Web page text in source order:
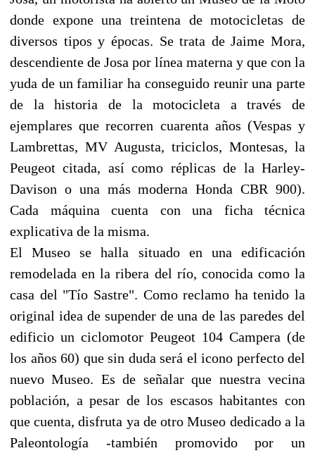
donde expone una treintena de motocicletas de
diversos tipos y épocas. Se trata de Jaime Mora,
descendiente de Josa por línea materna y que con la
yuda de un familiar ha conseguido reunir una parte
de la historia de la motocicleta a través de
ejemplares que recorren cuarenta años (Vespas y
Lambrettas, MV Augusta, triciclos, Montesas, la
Peugeot citada, así como réplicas de la Harley-
Davison o una más moderna Honda CBR 900).
Cada máquina cuenta con una ficha técnica
explicativa de la misma.
El Museo se halla situado en una edificación
remodelada en la ribera del río, conocida como la
casa del "Tío Sastre". Como reclamo ha tenido la
original idea de supender de una de las paredes del
edificio un ciclomotor Peugeot 104 Campera (de
los años 60) que sin duda será el icono perfecto del
nuevo Museo. Es de señalar que nuestra vecina
población, a pesar de los escasos habitantes con
que cuenta, disfruta ya de otro Museo dedicado a la
Paleontología -también promovido por un